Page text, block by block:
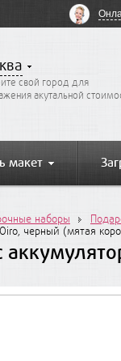
свой город для
акутальной
макет
наборы
черный (мятая